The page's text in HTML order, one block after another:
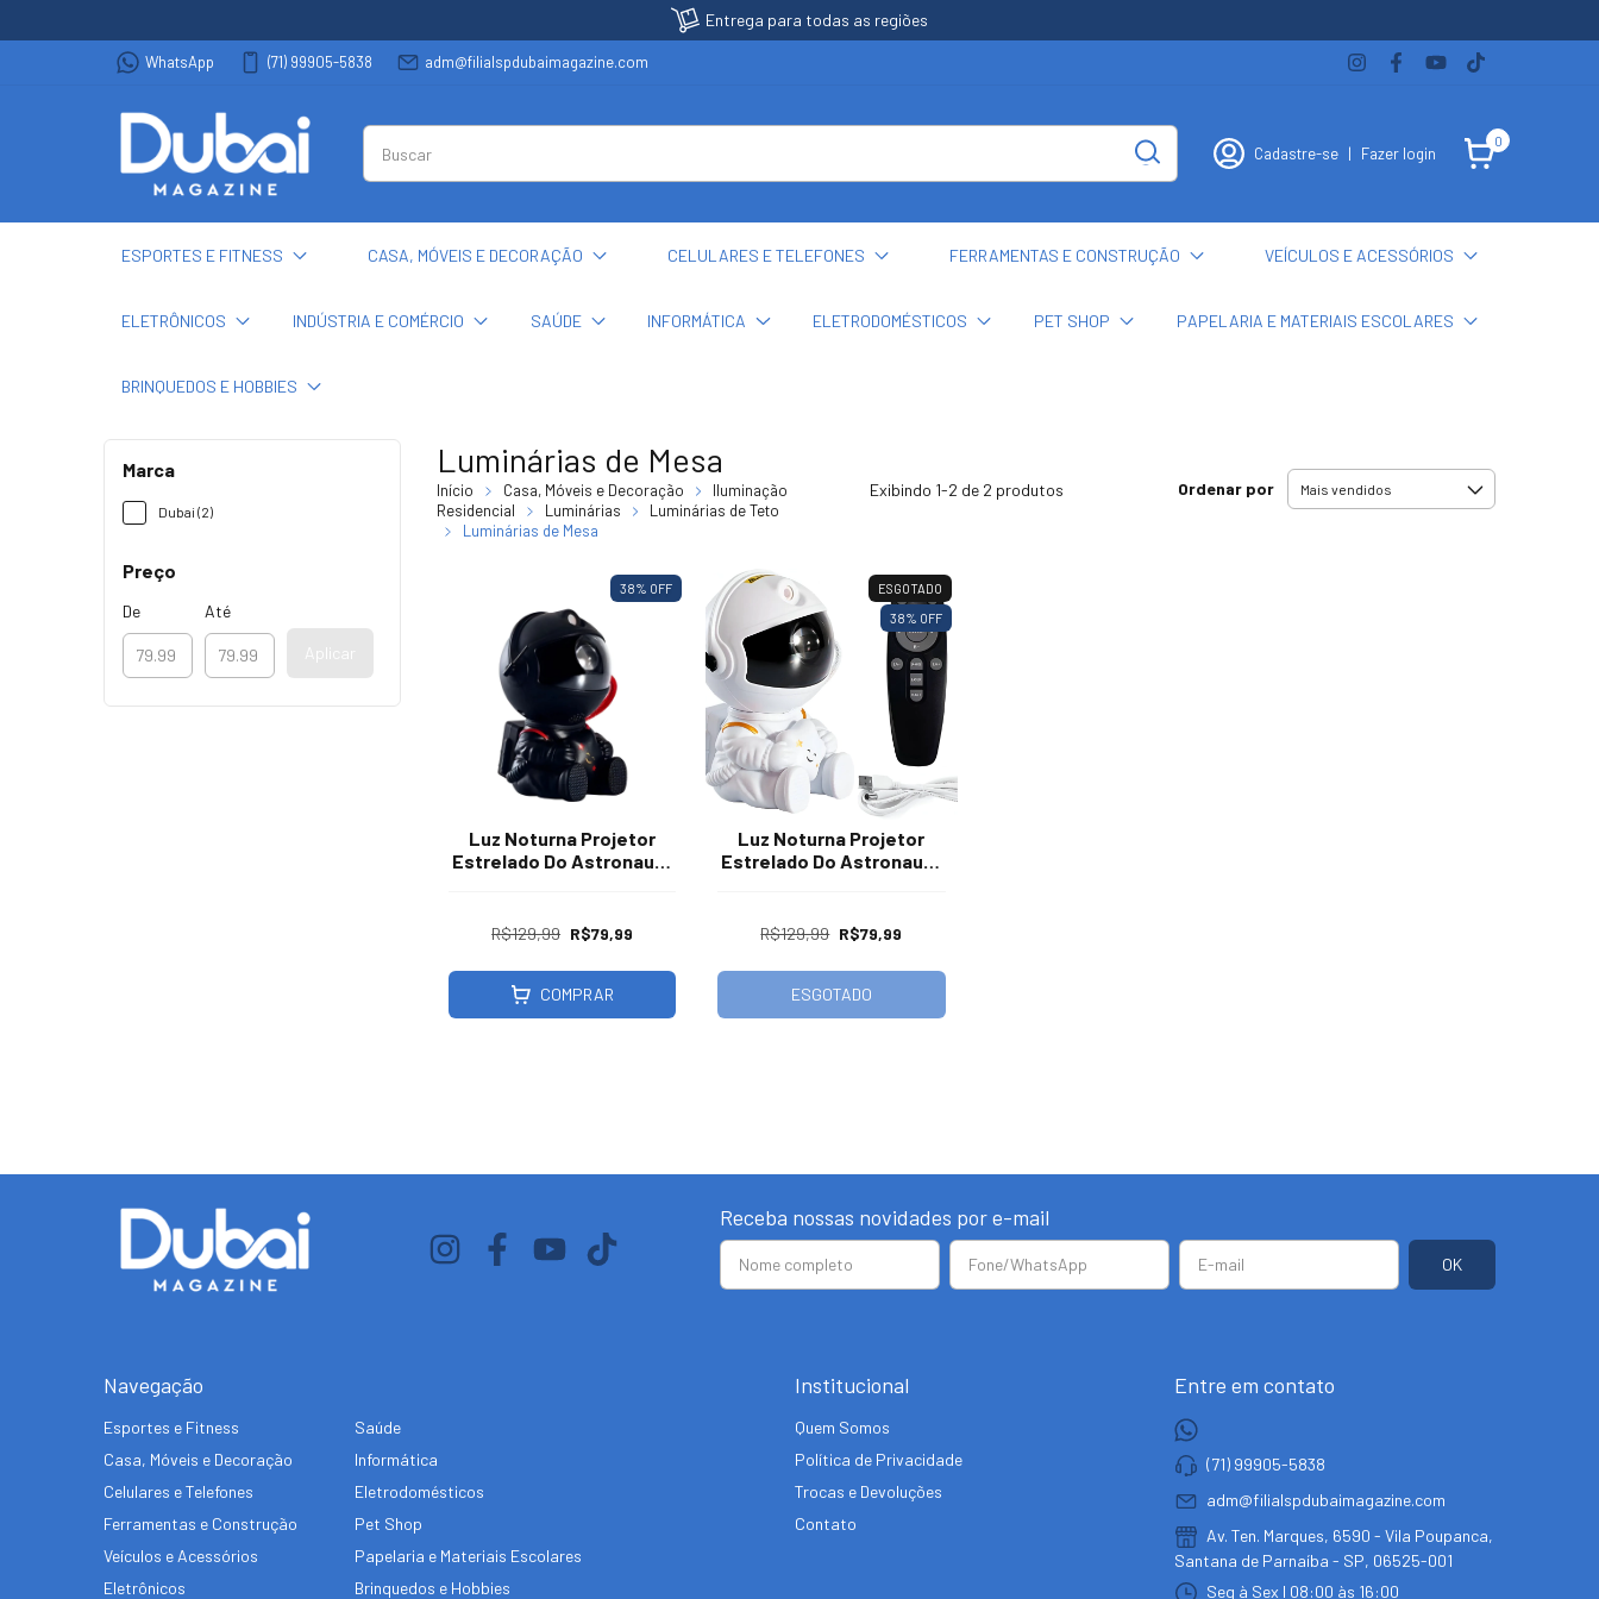
Entrega para todas as regiões
WhatsApp (71) 99905-5838 adm@filialspdubaimagazine.com
Cadastre-se | Fazer login
0
ESPORTES E FITNESS CASA, MÓVEIS E DECORAÇÃO CELULARES E TELEFONES FERRAMENTAS E CONSTRUÇÃO VEÍCULOS E ACESSÓRIOS
ELETRÔNICOS INDÚSTRIA E COMÉRCIO SAÚDE INFORMÁTICA ELETRODOMÉSTICOS PET SHOP PAPELARIA E MATERIAIS ESCOLARES
BRINQUEDOS E HOBBIES
Marca
Dubai (2)
Preço
De Até
Aplicar
Luminárias de Mesa
Início Casa, Móveis e Decoração
Iluminação
Residencial
Luminárias
Luminárias de Teto
Luminárias de Mesa
Exibindo 1-2 de 2 produtos Ordenar por
38% OFF
Luz Noturna Projetor
Estrelado Do Astronauta
R$129,99 R$79,99
COMPRAR
ESGOTADO
38% OFF
Luz Noturna Projetor
Estrelado Do Astronauta
R$129,99 R$79,99
ESGOTADO
Receba nossas novidades por e-mail
Navegação
Esportes e Fitness
Casa, Móveis e Decoração
Celulares e Telefones
Ferramentas e Construção
Veículos e Acessórios
Eletrônicos
Saúde
Informática
Eletrodomésticos
Pet Shop
Papelaria e Materiais Escolares
Brinquedos e Hobbies
Institucional
Quem Somos
Política de Privacidade
Trocas e Devoluções
Contato
Entre em contato
(71) 99905-5838
adm@filialspdubaimagazine.com
Av. Ten. Marques, 6590 - Vila Poupanca,
Santana de Parnaíba - SP, 06525-001
Seg à Sex I 08:00 às 16:00